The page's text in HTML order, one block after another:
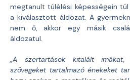
megtanult túlélési képességein
a kiválasztott áldozat. A
nem ő, akkor egy másik
áldozatul.
„A szertartások kitalált
szövegeket tartalmazó énekeket